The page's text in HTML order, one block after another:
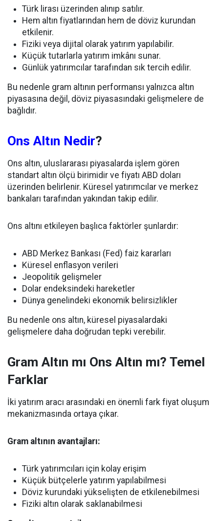
Türk lirası üzerinden alınıp satılır.
Hem altın fiyatlarından hem de döviz kurundan
etkilenir.
Fiziki veya dijital olarak yatırım yapılabilir.
Küçük tutarlarla yatırım imkânı sunar.
Günlük yatırımcılar tarafından sık tercih edilir.
Bu nedenle gram altının performansı yalnızca altın
piyasasına değil, döviz piyasasındaki gelişmelere de
bağlıdır.
Ons Altın Nedir?
Ons altın, uluslararası piyasalarda işlem gören
standart altın ölçü birimidir ve fiyatı ABD doları
üzerinden belirlenir. Küresel yatırımcılar ve merkez
bankaları tarafından yakından takip edilir.
Ons altını etkileyen başlıca faktörler şunlardır:
ABD Merkez Bankası (Fed) faiz kararları
Küresel enflasyon verileri
Jeopolitik gelişmeler
Dolar endeksindeki hareketler
Dünya genelindeki ekonomik belirsizlikler
Bu nedenle ons altın, küresel piyasalardaki
gelişmelere daha doğrudan tepki verebilir.
Gram Altın mı Ons Altın mı? Temel
Farklar
İki yatırım aracı arasındaki en önemli fark fiyat oluşum
mekanizmasında ortaya çıkar.
Gram altının avantajları:
Türk yatırımcıları için kolay erişim
Küçük bütçelerle yatırım yapılabilmesi
Döviz kurundaki yükselişten de etkilenebilmesi
Fiziki altın olarak saklanabilmesi